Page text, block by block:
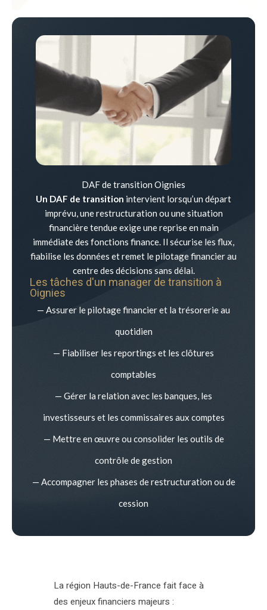
DAF de transition Oignies
Un DAF de transition intervient lorsqu’un départ
imprévu, une restructuration ou une situation
financière tendue exige une reprise en main
immédiate des fonctions finance. Il sécurise les flux,
fiabilise les données et remet le pilotage financier au
centre des décisions sans délai.
Les tâches d'un manager de transition à
Oignies
— Assurer le pilotage financier et la trésorerie au
quotidien
— Fiabiliser les reportings et les clôtures
comptables
— Gérer la relation avec les banques, les
investisseurs et les commissaires aux comptes
— Mettre en œuvre ou consolider les outils de
contrôle de gestion
— Accompagner les phases de restructuration ou de
cession
La région Hauts-de-France fait face à
des enjeux financiers majeurs :